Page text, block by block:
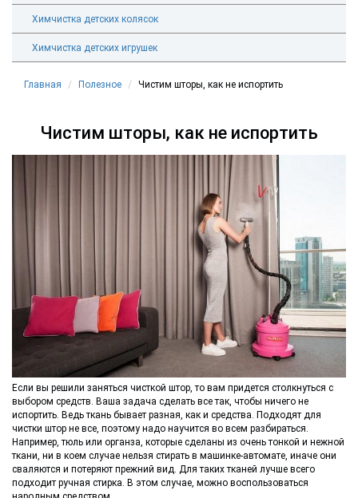
Химчистка детских колясок
Химчистка детских игрушек
Главная Полезное Чистим шторы, как не испортить
Чистим шторы, как не испортить
Если вы решили заняться чисткой штор, то вам придется столкнуться с
выбором средств. Ваша задача сделать все так, чтобы ничего не
испортить. Ведь ткань бывает разная, как и средства. Подходят для
чистки штор не все, поэтому надо научится во всем разбираться.
Например, тюль или органза, которые сделаны из очень тонкой и нежной
ткани, ни в коем случае нельзя стирать в машинке-автомате, иначе они
сваляются и потеряют прежний вид. Для таких тканей лучше всего
подходит ручная стирка. В этом случае, можно воспользоваться